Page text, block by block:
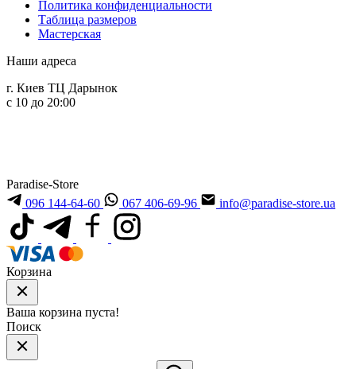
Политика конфиденциальности
Таблица размеров
Мастерская
Наши адреса
г. Киев ТЦ Дарынок
с 10 до 20:00
Paradise-Store
096 144-64-60
067 406-69-96 info@paradise-store.ua
Корзина
Ваша корзина пуста!
Поиск